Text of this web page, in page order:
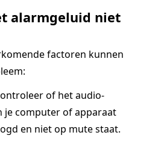
alarmgeluid niet
factoren kunnen
of het audio-
je computer of apparaat
en niet op mute staat.